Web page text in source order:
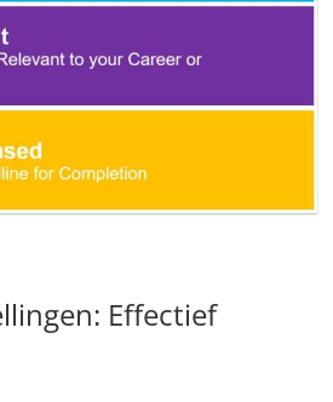
Effectief